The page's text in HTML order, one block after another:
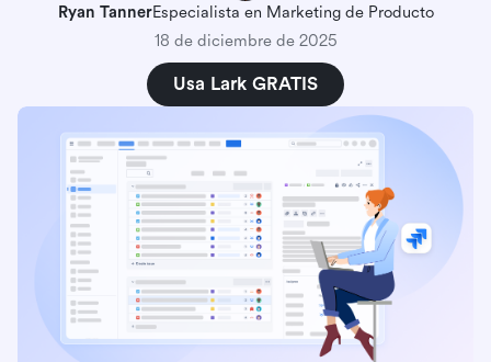
Ryan TannerEspecialista en Marketing de Producto
18 de diciembre de 2025
Usa Lark GRATIS